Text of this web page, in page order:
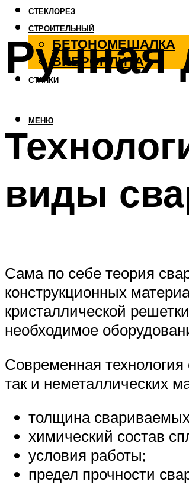
СТЕКЛОРЕЗ
СТРОИТЕЛЬНЫЙ
БЕТОНОМЕШАЛКА
ВИБРОПЛИТА
СТАНКИ
МЕНЮ
Ручная
виды
Сама по себе теория
конструкционных
кристаллической
необходимое
Современная технология
так и неметаллических
толщина
химический состав
условия работы;
предел прочности